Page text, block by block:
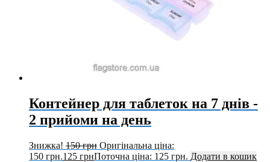
Контейнер для таблеток на 7 днів -
2 прийоми на день
Знижка! 150грн Оригінальна ціна:
150 грн.125 грнПоточна ціна: 125 грн. Додати в кошик